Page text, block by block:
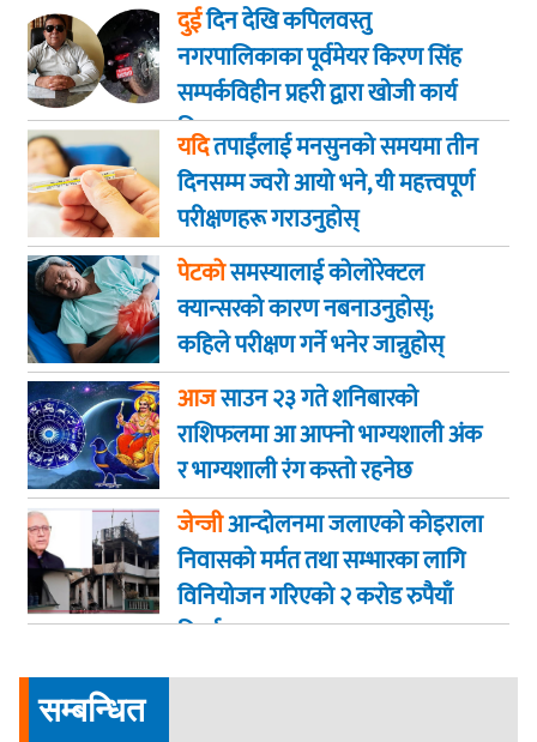
दुईदिन देखि कपिलवस्तु
नगरपालिकाका पूर्वमेयर किरण सिंह
सम्पर्कविहीन प्रहरी द्वारा खाेजी कार्य
तिब्रता
यदितपाईंलाई मनसुनको समयमा तीन
दिनसम्म ज्वरो आयो भने, यी महत्त्वपूर्ण
परीक्षणहरू गराउनुहोस्
पेटकोसमस्यालाई कोलोरेक्टल
क्यान्सरको कारण नबनाउनुहोस्;
कहिले परीक्षण गर्ने भनेर जान्नुहोस्
आजसाउन २३ गते शनिबारकाे
राशिफलमा आ आफ्नो भाग्यशाली अंक
र भाग्यशाली रंग कस्तो रहनेछ
जेन्जीआन्दोलनमा जलाएकाे कोइराला
निवासको मर्मत तथा सम्भारका लागि
विनियोजन गरिएको २ करोड रुपैयाँ
फिर्ता
सम्बन्धित